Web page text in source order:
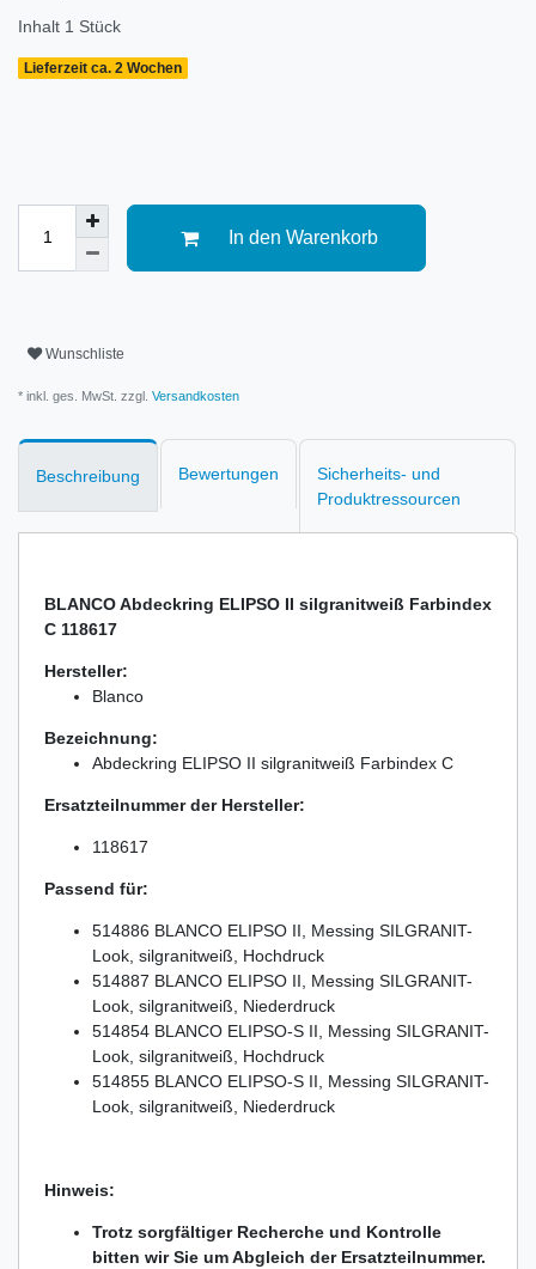
Inhalt 1 Stück
Lieferzeit ca. 2 Wochen
In den Warenkorb
Wunschliste
* inkl. ges. MwSt. zzgl. Versandkosten
Beschreibung Bewertungen
Sicherheits- und
Produktressourcen
BLANCO Abdeckring ELIPSO II silgranitweiß Farbindex
C 118617
Hersteller:
Blanco
Bezeichnung:
Abdeckring ELIPSO II silgranitweiß Farbindex C
Ersatzteilnummer der Hersteller:
118617
Passend für:
514886 BLANCO ELIPSO II, Messing SILGRANIT-
Look, silgranitweiß, Hochdruck
514887 BLANCO ELIPSO II, Messing SILGRANIT-
Look, silgranitweiß, Niederdruck
514854 BLANCO ELIPSO-S II, Messing SILGRANIT-
Look, silgranitweiß, Hochdruck
514855 BLANCO ELIPSO-S II, Messing SILGRANIT-
Look, silgranitweiß, Niederdruck
Hinweis:
Trotz sorgfältiger Recherche und Kontrolle
bitten wir Sie um Abgleich der Ersatzteilnummer.